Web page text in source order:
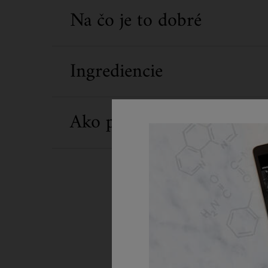
Na čo je to dobré
Ingrediencie
Ako produkt používať